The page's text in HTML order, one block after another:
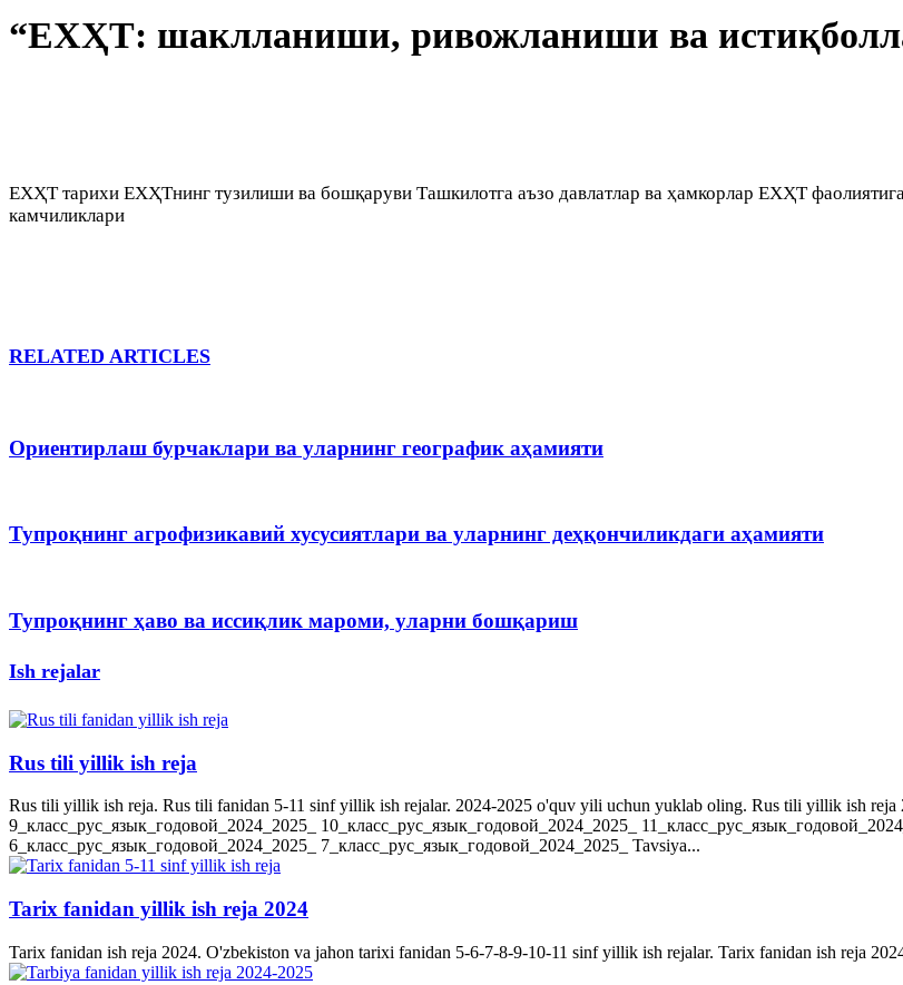
“ЕХҲТ: шаклланиши, ривожланиши ва
ЕХҲТ тарихи ЕХҲТнинг тузилиши ва бошқаруви Ташкилотга аъзо давлатлар ва ҳамкорлар ЕХҲТ
камчиликлари
RELATED ARTICLES
Ориентирлаш бурчаклари ва уларнинг географик аҳамияти
Тупроқнинг агрофизикавий хусусиятлари ва уларнинг деҳқончиликдаги аҳамияти
Тупроқнинг ҳаво ва иссиқлик мароми, уларни бошқариш
Ish rejalar
Rus tili yillik ish reja
Rus tili yillik ish reja. Rus tili fanidan 5-11 sinf yillik ish rejalar. 2024-2025 o'quv yili uchun yuklab oling. Rus tili yillik ish reja
9_класс_рус_язык_годовой_2024_2025_ 10_класс_рус_язык_годовой_2024_2025_
6_класс_рус_язык_годовой_2024_2025_ 7_класс_рус_язык_годовой_2024_2025_ Tavsiya...
Tarix fanidan yillik ish reja 2024
Tarix fanidan ish reja 2024. O'zbekiston va jahon tarixi fanidan 5-6-7-8-9-10-11 sinf yillik ish rejalar. Tarix fanidan ish reja